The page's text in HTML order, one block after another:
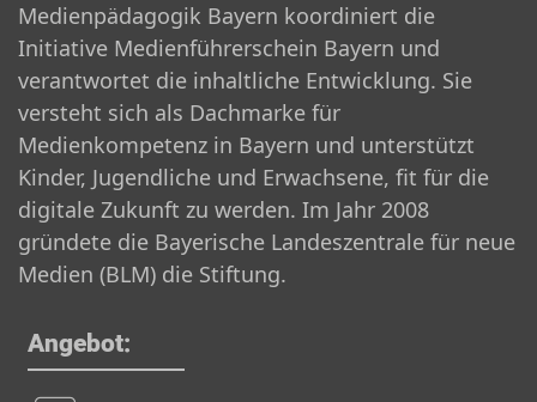
Medienpädagogik Bayern koordiniert die
Initiative Medienführerschein Bayern und
verantwortet die inhaltliche Entwicklung. Sie
versteht sich als Dachmarke für
Medienkompetenz in Bayern und unterstützt
Kinder, Jugendliche und Erwachsene, fit für die
digitale Zukunft zu werden. Im Jahr 2008
gründete die Bayerische Landeszentrale für neue
Medien (BLM) die Stiftung.
Angebot: